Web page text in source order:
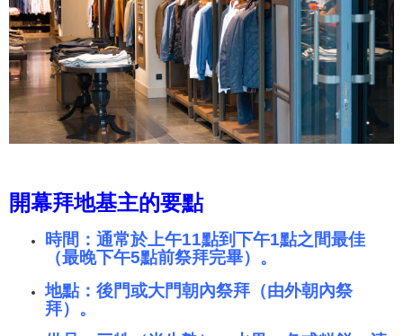
開幕拜地基主的要點
時間：通常於上午11點到下午1點之間最佳
（最晚下午5點前祭拜完畢）。
地點：後門或大門朝內祭拜（由外朝內祭
拜）。